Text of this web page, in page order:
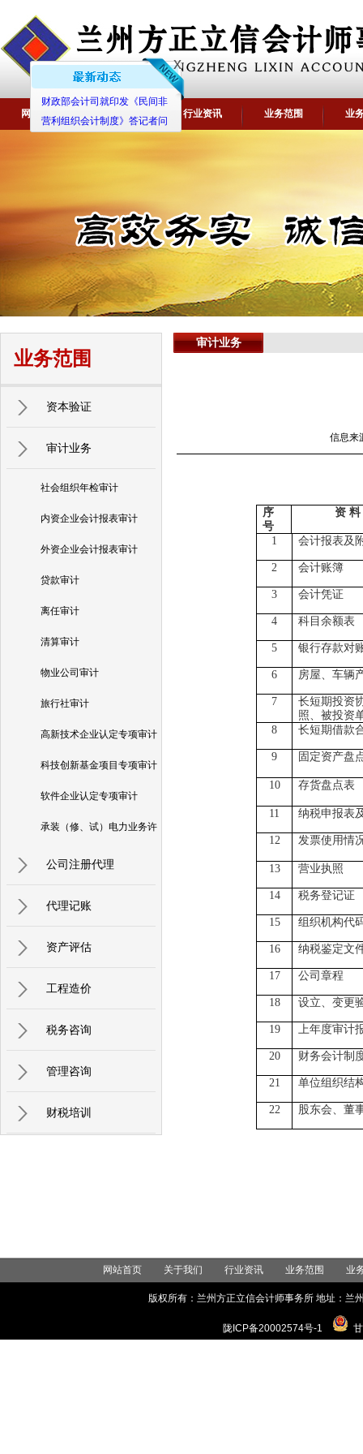
网站首页 关于我们 行业资讯 业务范围 业
业务范围
资本验证
审计业务
社会组织年检审计
内资企业会计报表审计
外资企业会计报表审计
贷款审计
离任审计
清算审计
物业公司审计
旅行社审计
高新技术企业认定专项审计
科技创新基金项目专项审计
软件企业认定专项审计
承装（修、试）电力业务许
公司注册代理
代理记账
资产评估
工程造价
税务咨询
管理咨询
财税培训
审计业务
信息来
序
号
资
1 会计报表及
2 会计账簿
3 会计凭证
4 科目余额表
5 银行存款对
6 房屋、车辆
7
长短期投资
照、被投资
8
长短期借款
9 固定资产盘
10 存货盘点表
11 纳税申报表
12 发票使用情
13 营业执照
14 税务登记证
15 组织机构代
16 纳税鉴定文
17 公司章程
18 设立、变更
19 上年度审计
20 财务会计制
21 单位组织结
22 股东会、董
网站首页 关于我们 行业资讯 业务范围 业
版权所有：兰州方正立信会计师事务所 地址：
陇ICP备20002574号-1
x
财政部会计司就印发《民间非